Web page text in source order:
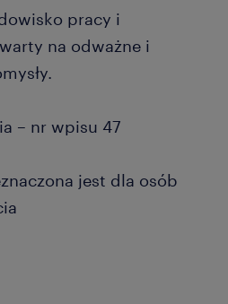
pracy i
na odważne i
– nr wpisu 47
jest dla osób